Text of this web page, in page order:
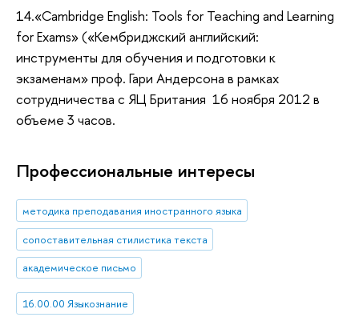
14.«Cambridge English: Tools for Teaching and Learning
for Exams» («Кембриджский английский:
инструменты для обучения и подготовки к
экзаменам» проф. Гари Андерсона в рамках
сотрудничества с ЯЦ Британия 16 ноября 2012 в
объеме 3 часов.
Профессиональные интересы
методика преподавания иностранного языка
сопоставительная стилистика текста
академическое письмо
16.00.00 Языкознание